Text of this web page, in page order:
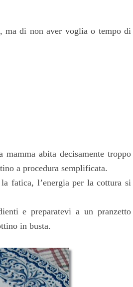
ma di non aver voglia o tempo di
abita decisamente troppo
a procedura semplificata.
fatica, l’energia per la cottura si
e preparatevi a un pranzetto
in busta.